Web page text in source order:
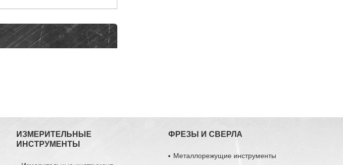
ИЗМЕРИТЕЛЬНЫЕ
ИНСТРУМЕНТЫ
ФРЕЗЫ И СВЕРЛА
Металлорежущие инструменты